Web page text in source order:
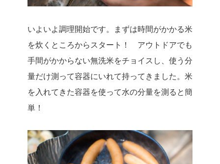
いよいよ調理開始です。まずは時間がかかる米
を炊くところからスタート！ アウトドアでも
手間がかからない無洗米をチョイスし、使う分
量だけ測って容器にいれて持ってきました。米
を入れてきた容器を使って水の分量を測ると簡
単！